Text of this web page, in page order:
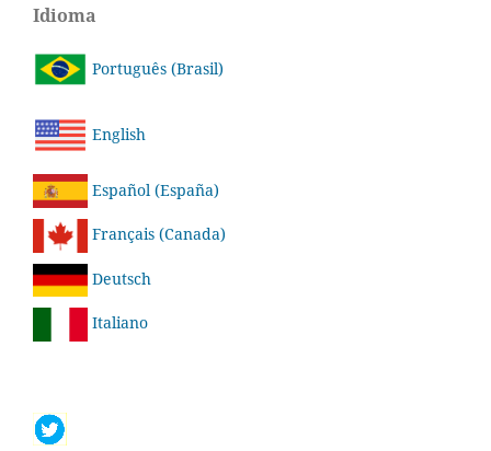
Idioma
Português (Brasil)
English
Español (España)
Français (Canada)
Deutsch
Italiano